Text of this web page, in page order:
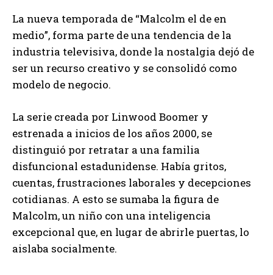
La nueva temporada de “Malcolm el de en
medio”, forma parte de una tendencia de la
industria televisiva, donde la nostalgia dejó de
ser un recurso creativo y se consolidó como
modelo de negocio.
La serie creada por Linwood Boomer y
estrenada a inicios de los años 2000, se
distinguió por retratar a una familia
disfuncional estadunidense. Había gritos,
cuentas, frustraciones laborales y decepciones
cotidianas. A esto se sumaba la figura de
Malcolm, un niño con una inteligencia
excepcional que, en lugar de abrirle puertas, lo
aislaba socialmente.